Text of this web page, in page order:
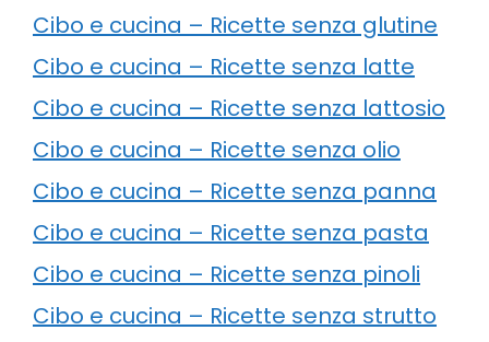
Cibo e cucina – Ricette senza glutine
Cibo e cucina – Ricette senza latte
Cibo e cucina – Ricette senza lattosio
Cibo e cucina – Ricette senza olio
Cibo e cucina – Ricette senza panna
Cibo e cucina – Ricette senza pasta
Cibo e cucina – Ricette senza pinoli
Cibo e cucina – Ricette senza strutto